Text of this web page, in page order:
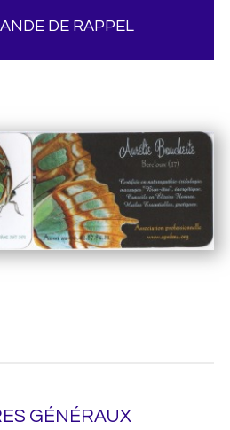
DE RAPPEL
GÉNÉRAUX